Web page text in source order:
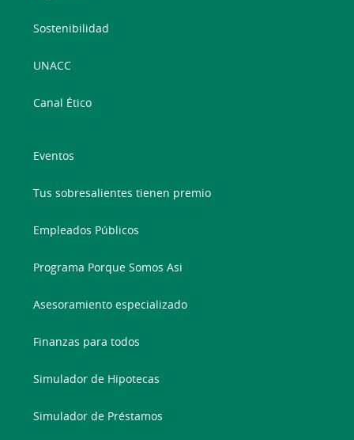
Sostenibilidad
UNACC
Canal Ético
Eventos
Tus sobresalientes tienen premio
Empleados Públicos
Programa Porque Somos Asi
Asesoramiento especializado
Finanzas para todos
Simulador de Hipotecas
Simulador de Préstamos